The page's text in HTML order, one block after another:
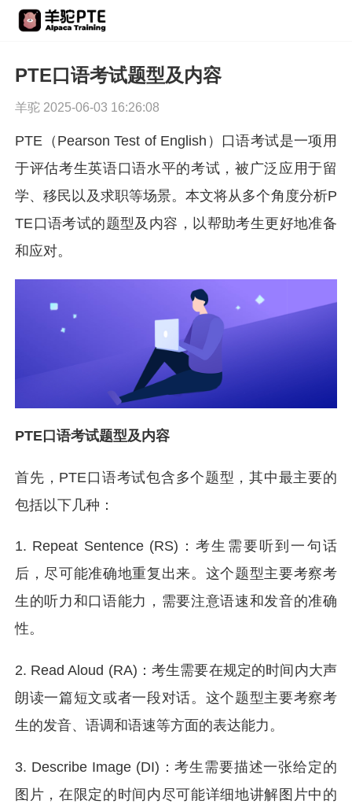
PTE口语考试题型及内容
羊驼 2025-06-03 16:26:08
PTE（Pearson Test of English）口语考试是一项用
于评估考生英语口语水平的考试，被广泛应用于留
学、移民以及求职等场景。本文将从多个角度分析P
TE口语考试的题型及内容，以帮助考生更好地准备
和应对。
PTE口语考试题型及内容
首先，PTE口语考试包含多个题型，其中最主要的
包括以下几种：
1. Repeat Sentence (RS)：考生需要听到一句话
后，尽可能准确地重复出来。这个题型主要考察考
生的听力和口语能力，需要注意语速和发音的准确
性。
2. Read Aloud (RA)：考生需要在规定的时间内大声
朗读一篇短文或者一段对话。这个题型主要考察考
生的发音、语调和语速等方面的表达能力。
3. Describe Image (DI)：考生需要描述一张给定的
图片，在限定的时间内尽可能详细地讲解图片中的